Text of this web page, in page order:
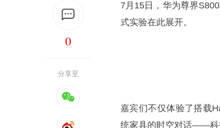
0
分享至
7月15日，华为尊界
式实验在此展开。
嘉宾们不仅体验了搭载
统家具的时空对话——科